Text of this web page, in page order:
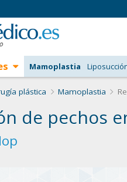
plástica Mamoplastia
de pechos
Mamoplastia